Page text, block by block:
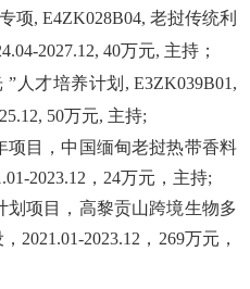
项, E4ZK028B04, 老挝传统利
2027.12, 40万元, 主持；
人才培养计划, E3ZK039B01,
50万元, 主持;
目， 中国缅甸老挝热带香料
2023.12 ， 24万元，主持;
划项目，高黎贡山跨境生物多
2021.01-2023.12 ， 269万元，